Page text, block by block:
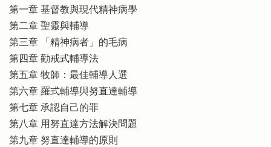
第一章 基督教與現代精神病學
第二章 聖靈與輔導
第三章 「精神病者」的毛病
第四章 勸戒式輔導法
第五章 牧師：最佳輔導人選
第六章 羅式輔導與努直達輔導
第七章 承認自己的罪
第八章 用努直達方法解決問題
第九章 努直達輔導的原則